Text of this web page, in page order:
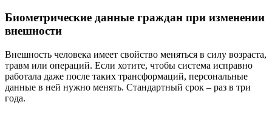
Биометрические данные граждан при изменении
внешности
Внешность человека имеет свойство меняться в силу возраста,
травм или операций. Если хотите, чтобы система исправно
работала даже после таких трансформаций, персональные
данные в ней нужно менять. Стандартный срок – раз в три
года.